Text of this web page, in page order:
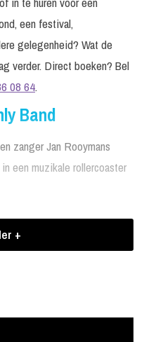
een festival,
gelegenheid? Wat de
verder. Direct boeken? Bel
08 64.
Band
zanger Jan Rooymans
een muzikale rollercoaster
zijn niet zomaar
omdat het lijkt alsof
voor 100%. Echter
+